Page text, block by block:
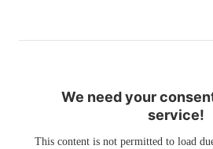
We need your
service!
This content is not permitted to load